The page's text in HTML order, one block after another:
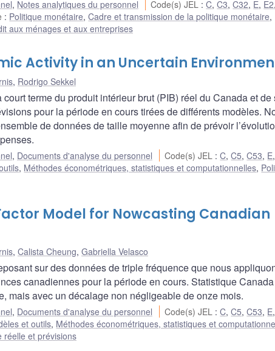
, Notes analytiques du personnel Code(s) JEL :C,C3,C32, E, E2,
: Politique monétaire,Cadre et transmission de la politique monétaire,
aux ménages et aux entreprises
Activity in an Uncertain
, Rodrigo Sekkel
terme du produit intérieur brut (PIB) réel du Canada et de
pour la période en cours tirées de différents modèles.
de données de taille moyenne afin de prévoir
, Documents d'analyse du personnel Code(s) JEL :C,C5,C53, E,
, Méthodes économétriques, statistiques et computationnelles,
Model for Nowcasting Canadian
, Calista Cheung, Gabriella Velasco
sur des données de triple fréquence que nous
canadiennes pour la période en cours. Statistique
mais avec un décalage non négligeable de onze mois.
, Documents d'analyse du personnel Code(s) JEL :C,C5,C53, E,
et outils, Méthodes économétriques, statistiques et
réelle et prévisions